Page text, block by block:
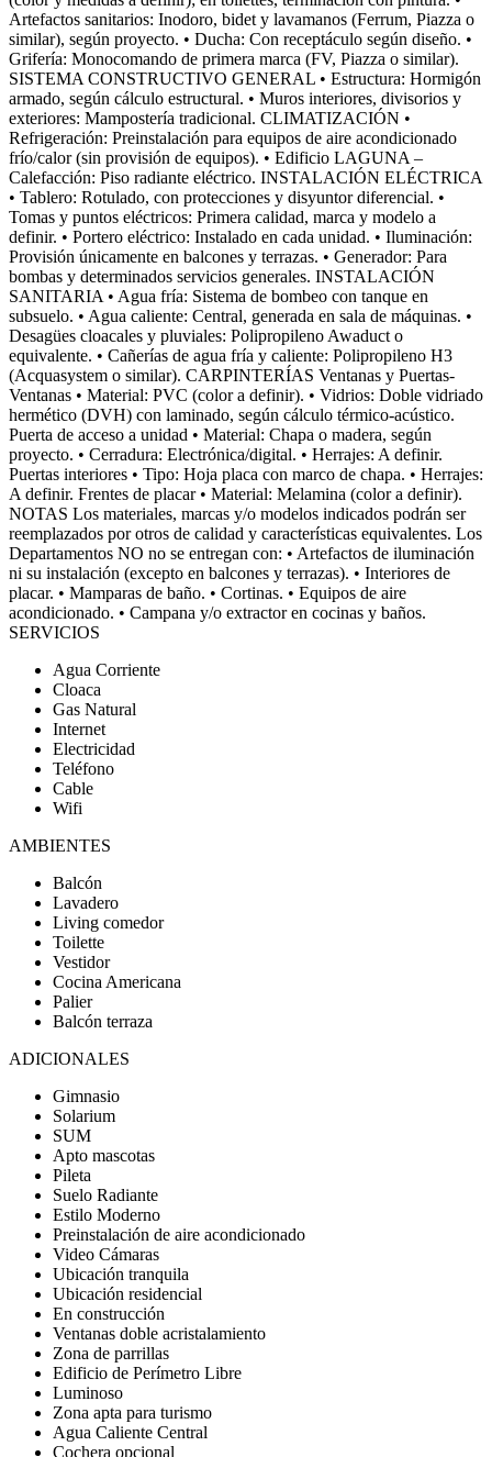
Artefactos sanitarios: Inodoro, bidet y lavamanos (Ferrum, Piazza o
similar), según proyecto. • Ducha: Con receptáculo según diseño. •
Grifería: Monocomando de primera marca (FV, Piazza o similar).
SISTEMA CONSTRUCTIVO GENERAL • Estructura: Hormigón
armado, según cálculo estructural. • Muros interiores, divisorios y
exteriores: Mampostería tradicional. CLIMATIZACIÓN •
Refrigeración: Preinstalación para equipos de aire acondicionado
frío/calor (sin provisión de equipos). • Edificio LAGUNA –
Calefacción: Piso radiante eléctrico. INSTALACIÓN ELÉCTRICA
• Tablero: Rotulado, con protecciones y disyuntor diferencial. •
Tomas y puntos eléctricos: Primera calidad, marca y modelo a
definir. • Portero eléctrico: Instalado en cada unidad. • Iluminación:
Provisión únicamente en balcones y terrazas. • Generador: Para
bombas y determinados servicios generales. INSTALACIÓN
SANITARIA • Agua fría: Sistema de bombeo con tanque en
subsuelo. • Agua caliente: Central, generada en sala de máquinas. •
Desagües cloacales y pluviales: Polipropileno Awaduct o
equivalente. • Cañerías de agua fría y caliente: Polipropileno H3
(Acquasystem o similar). CARPINTERÍAS Ventanas y Puertas-
Ventanas • Material: PVC (color a definir). • Vidrios: Doble vidriado
hermético (DVH) con laminado, según cálculo térmico-acústico.
Puerta de acceso a unidad • Material: Chapa o madera, según
proyecto. • Cerradura: Electrónica/digital. • Herrajes: A definir.
Puertas interiores • Tipo: Hoja placa con marco de chapa. • Herrajes:
A definir. Frentes de placar • Material: Melamina (color a definir).
NOTAS Los materiales, marcas y/o modelos indicados podrán ser
reemplazados por otros de calidad y características equivalentes. Los
Departamentos NO no se entregan con: • Artefactos de iluminación
ni su instalación (excepto en balcones y terrazas). • Interiores de
placar. • Mamparas de baño. • Cortinas. • Equipos de aire
acondicionado. • Campana y/o extractor en cocinas y baños.
SERVICIOS
Agua Corriente
Cloaca
Gas Natural
Internet
Electricidad
Teléfono
Cable
Wifi
AMBIENTES
Balcón
Lavadero
Living comedor
Toilette
Vestidor
Cocina Americana
Palier
Balcón terraza
ADICIONALES
Gimnasio
Solarium
SUM
Apto mascotas
Pileta
Suelo Radiante
Estilo Moderno
Preinstalación de aire acondicionado
Video Cámaras
Ubicación tranquila
Ubicación residencial
En construcción
Ventanas doble acristalamiento
Zona de parrillas
Edificio de Perímetro Libre
Luminoso
Zona apta para turismo
Agua Caliente Central
Cochera opcional